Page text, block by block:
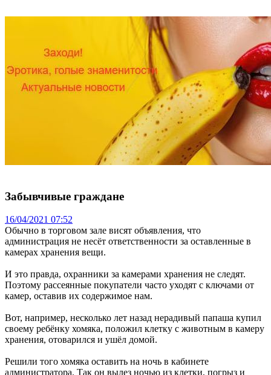
Забывчивые граждане
16/04/2021 07:52
Обычно в торговом зале висят объявления, что
администрация не несёт ответственности за оставленные в
камерах хранения вещи.
И это правда, охранники за камерами хранения не следят.
Поэтому рассеянные покупатели часто уходят с ключами от
камер, оставив их содержимое нам.
Вот, например, несколько лет назад нерадивый папаша купил
своему ребёнку хомяка, положил клетку с животным в камеру
хранения, отоварился и ушёл домой.
Решили того хомяка оставить на ночь в кабинете
администратора. Так он вылез ночью из клетки, погрыз и